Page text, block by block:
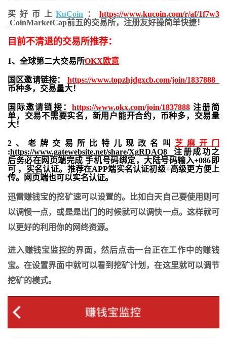
买好币上KuCoin ：https://www.kucoin.com/r/af/1f7w3
CoinMarketCap前五的交易所，注册友好操简单快捷！
目前不清退的交易所推荐：
1、全球第二大交易所OKX欧意
国区邀请链接： https://www.topzhjdgxcb.com/join/1837888
币种多，交易量大！
国际邀请链接： https://www.okx.com/join/1837888注册简
单，交易不需要实名，新用户能开合约， 币种多，交易量
大！
2、老牌交易所比特儿现改名叫 芝麻开门
:https://www.gatewebsite.net/share/XgRDAQ8 注册成功之
后务必在网页端完成 手机号码绑定，大陆号码输入+086即
可 ，实名认证。推荐在APP端实名认证初级+高级更方便上
传。网页端也可以实名认证。
迅雷赚钱宝的挖矿速可以设置的。比如白天自己要使用则可
以调慢一点，或是是出门的时候就可以调快一点。这样就可
以更好的利用你的网终资源。
进入赚钱宝监控的界面，然后点击一台正在工作中的赚钱
宝。在设置界面中就可以看到挖矿计划，在这里就可以调节
挖矿的模式。